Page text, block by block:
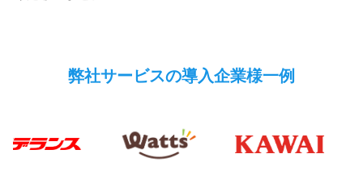
弊社サービスの導入企業様一例